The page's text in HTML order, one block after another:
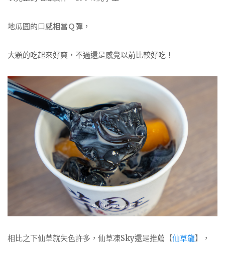
地瓜圓的口感相當Ｑ彈，
大顆的吃起來好爽，不過還是感覺以前比較好吃！
相比之下仙草就失色許多，仙草凍Sky還是推薦【仙草龍】，